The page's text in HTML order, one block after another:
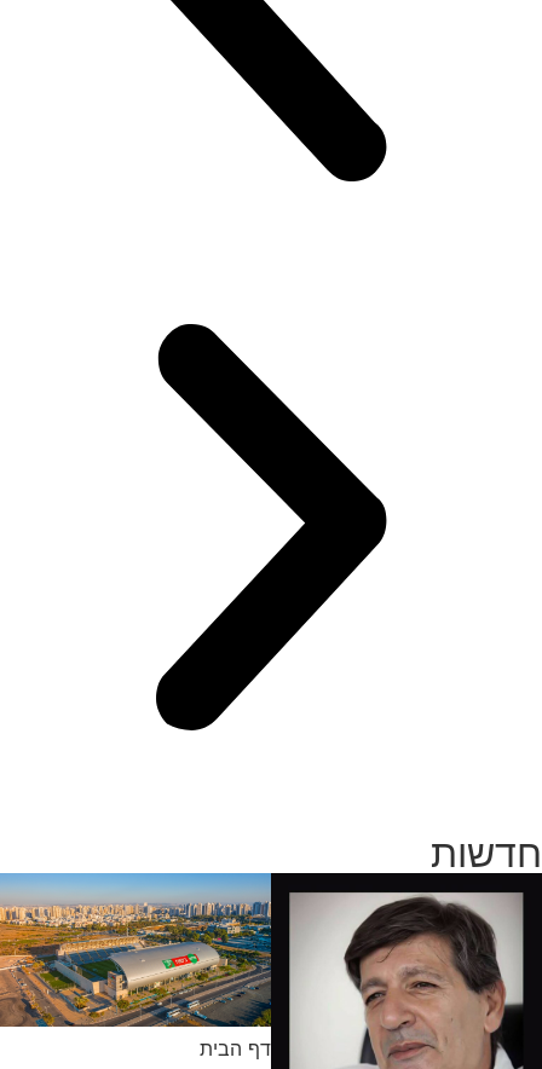
חדשות
דף הבית